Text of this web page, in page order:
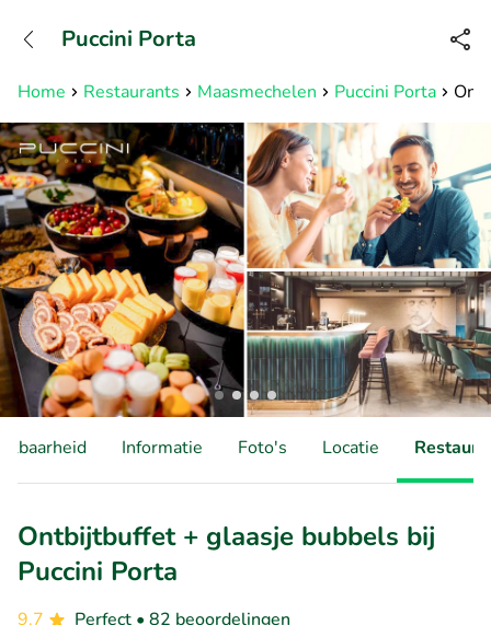
Bereikbaar tot 23:00 uur
Home Restaurants Maasmechelen Puccini Porta
Puccini Porta
Informatie Foto's Locatie
Ontbijtbuffet + glaasje bubbels bij
Puccini Porta
9.7 Perfect • 82 beoordelingen